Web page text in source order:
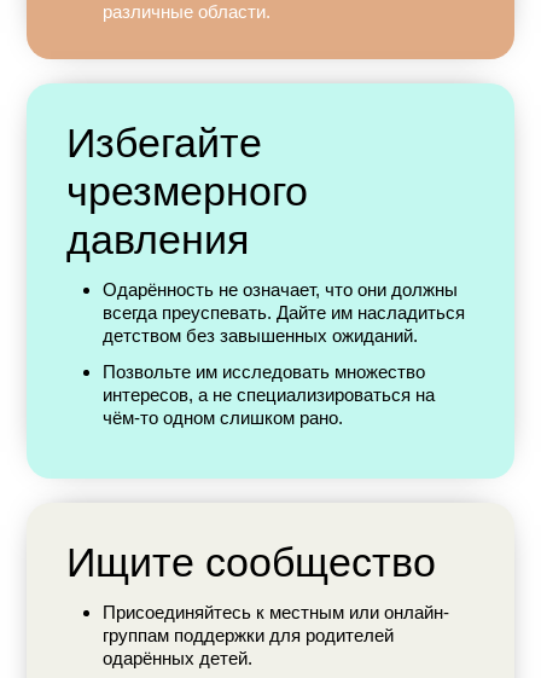
различные области.
Избегайте
чрезмерного
давления
Одарённость не означает, что они должны
всегда преуспевать. Дайте им насладиться
детством без завышенных ожиданий.
Позвольте им исследовать множество
интересов, а не специализироваться на
чём-то одном слишком рано.
Ищите сообщество
Присоединяйтесь к местным или онлайн-
группам поддержки для родителей
одарённых детей.